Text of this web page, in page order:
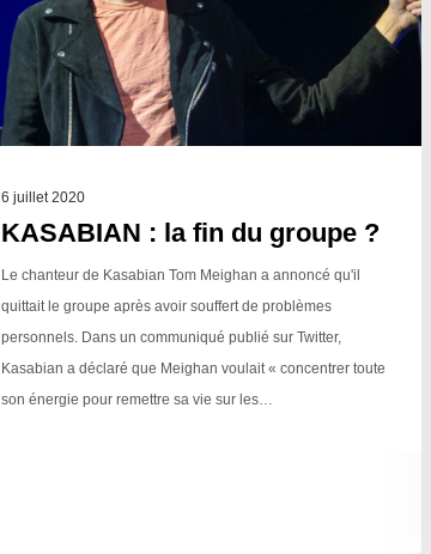
6 juillet 2020
KASABIAN : la fin du groupe ?
Le chanteur de Kasabian Tom Meighan a annoncé qu'il
quittait le groupe après avoir souffert de problèmes
personnels. Dans un communiqué publié sur Twitter,
Kasabian a déclaré que Meighan voulait « concentrer toute
son énergie pour remettre sa vie sur les…